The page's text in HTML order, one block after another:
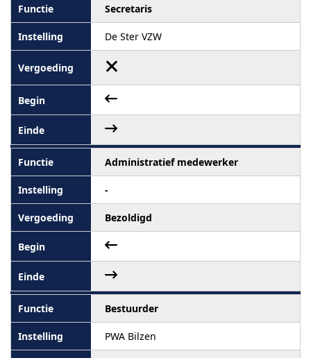
Secretaris
De Ster VZW
Administratief medewerker
-
Bezoldigd
Bestuurder
PWA Bilzen